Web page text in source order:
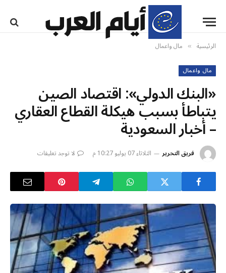
الرئيسية » مال واعمال
مال واعمال
«البنك الدولي»: اقتصاد الصين
يتباطأ بسبب هيكلة القطاع العقاري
– أخبار السعودية
فريق التحرير الثلاثاء 07 يوليو 10:27 م لا توجد تعليقات